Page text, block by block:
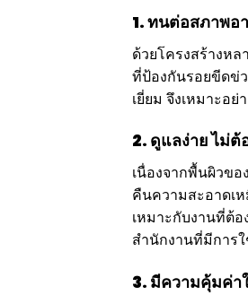
1. ทนต่อสภาพอ
ด้วยโครงสร้างหล
ที่ป้องกันรอยขีดข่
เยี่ยม จึงเหมาะอ
2. ดูแลง่าย ไม่ต้
เนื่องจากพื้นผิวข
คืนความสะอาดเ
เหมาะกับงานที่ต้อ
สำนักงานที่มีการ
3. มีความคุ้มค่า